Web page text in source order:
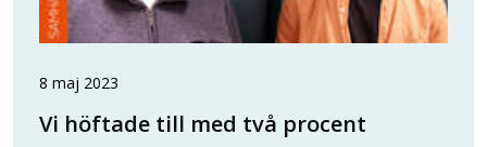
8 maj 2023
Vi höftade till med två procent